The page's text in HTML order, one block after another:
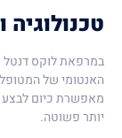
טכנולוגיה
במרפאתלוקס דנטל
האנטומי של המטופל
מאפשרת כיום לבצע
יותר פשוטה.